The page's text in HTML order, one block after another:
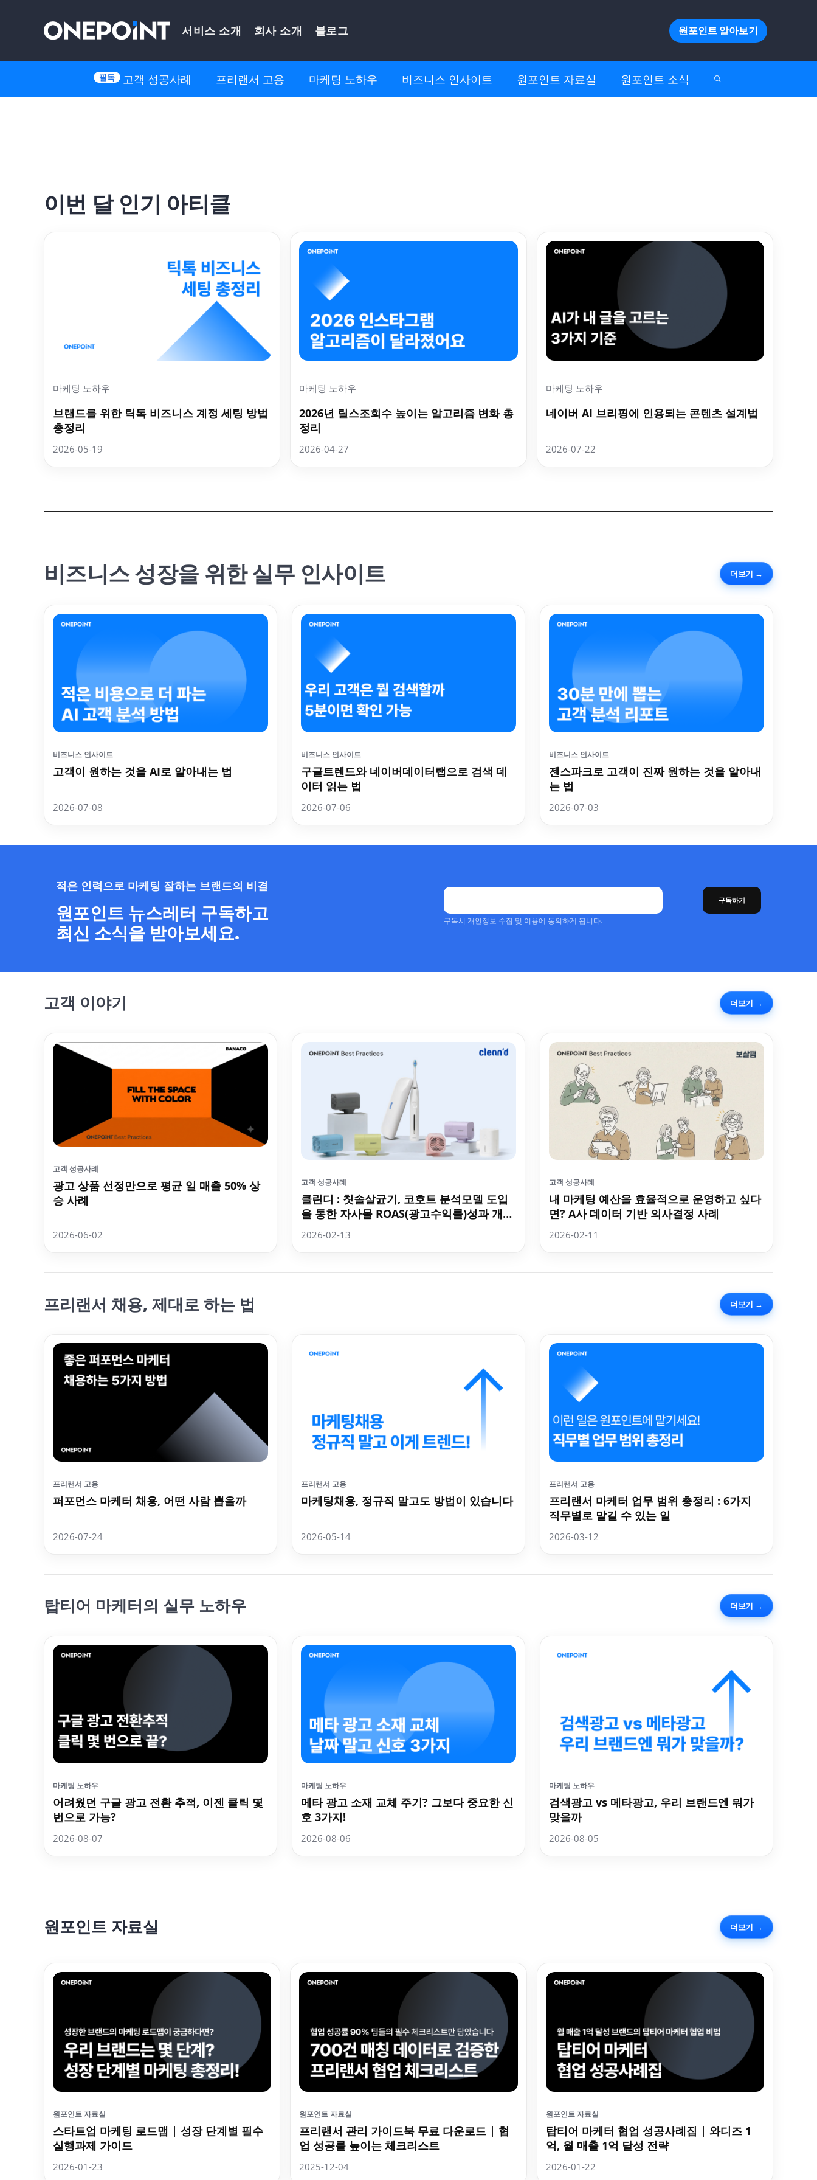
content
서비스 소개 회사 소개 블로그 원포인트 알아보기
고객 성공사례 프리랜서 고용 마케팅 노하우 비즈니스 인사이트 원포인트 자료실 원포인트 소식
이번 달 인기 아티클
마케팅 노하우
브랜드를 위한 틱톡 비즈니스 계정 세팅 방법
총정리
2026-05-19
마케팅 노하우
2026년 릴스조회수 높이는 알고리즘 변화 총
정리
2026-04-27
마케팅 노하우
네이버 AI 브리핑에 인용되는 콘텐츠 설계법
2026-07-22
원포인트 자료실 더보기 →
원포인트 자료실
스타트업 마케팅 로드맵 | 성장 단계별 필수
실행과제 가이드
2026-01-23
원포인트 자료실
프리랜서 관리 가이드북 무료 다운로드 | 협
업 성공률 높이는 체크리스트
2025-12-04
원포인트 자료실
탑티어 마케터 협업 성공사례집 | 와디즈 1
억, 월 매출 1억 달성 전략
2026-01-22
적은 인력으로 마케팅 잘하는 브랜드의 비결
원포인트 뉴스레터 구독하고
최신 소식을 받아보세요.
구독하기
구독시 개인정보 수집 및 이용에 동의하게 됩니다.
고객 이야기 더보기 →
고객 성공사례
광고 상품 선정만으로 평균 일 매출 50% 상
승 사례
2026-06-02
고객 성공사례
클린디 : 칫솔살균기, 코호트 분석모델 도입
을 통한 자사몰 ROAS(광고수익률)성과 개선
사례 인사이트
2026-02-13
고객 성공사례
내 마케팅 예산을 효율적으로 운영하고 싶다
면? A사 데이터 기반 의사결정 사례
2026-02-11
프리랜서 채용, 제대로 하는 법 더보기 →
프리랜서 고용
퍼포먼스 마케터 채용, 어떤 사람 뽑을까
2026-07-24
프리랜서 고용
마케팅채용, 정규직 말고도 방법이 있습니다
2026-05-14
프리랜서 고용
프리랜서 마케터 업무 범위 총정리 : 6가지
직무별로 맡길 수 있는 일
2026-03-12
탑티어 마케터의 실무 노하우 더보기 →
마케팅 노하우
어려웠던 구글 광고 전환 추적, 이젠 클릭 몇
번으로 가능?
2026-08-07
마케팅 노하우
메타 광고 소재 교체 주기? 그보다 중요한 신
호 3가지!
2026-08-06
마케팅 노하우
검색광고 vs 메타광고, 우리 브랜드엔 뭐가
맞을까
2026-08-05
비즈니스 성장을 위한 실무 인사이트 더보기 →
비즈니스 인사이트
고객이 원하는 것을 AI로 알아내는 법
2026-07-08
비즈니스 인사이트
구글트렌드와 네이버데이터랩으로 검색 데
이터 읽는 법
2026-07-06
비즈니스 인사이트
젠스파크로 고객이 진짜 원하는 것을 알아내
는 법
2026-07-03